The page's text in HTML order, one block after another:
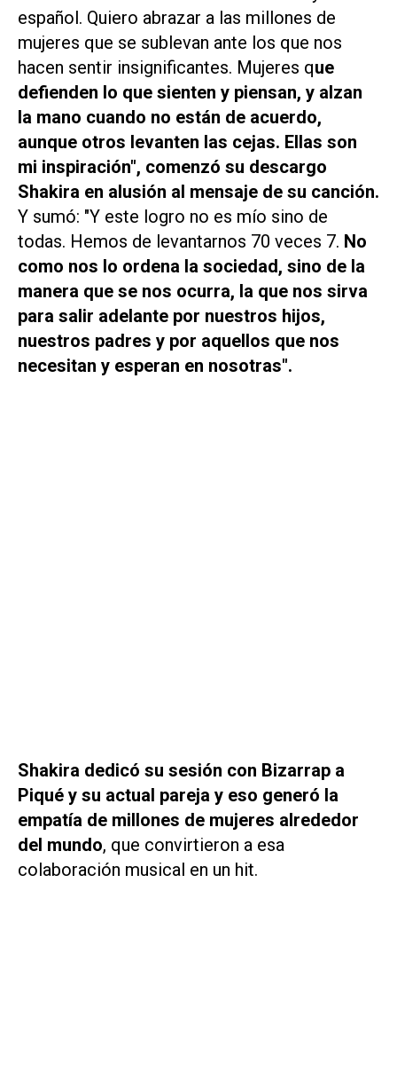
español. Quiero abrazar a las millones de
mujeres que se sublevan ante los que nos
hacen sentir insignificantes. Mujeres que
defienden lo que sienten y piensan, y alzan
la mano cuando no están de acuerdo,
aunque otros levanten las cejas. Ellas son
mi inspiración", comenzó su descargo
Shakira en alusión al mensaje de su canción.
Y sumó: "Y este logro no es mío sino de
todas. Hemos de levantarnos 70 veces 7. No
como nos lo ordena la sociedad, sino de la
manera que se nos ocurra, la que nos sirva
para salir adelante por nuestros hijos,
nuestros padres y por aquellos que nos
necesitan y esperan en nosotras".
Shakira dedicó su sesión con Bizarrap a
Piqué y su actual pareja y eso generó la
empatía de millones de mujeres alrededor
del mundo, que convirtieron a esa
colaboración musical en un hit.